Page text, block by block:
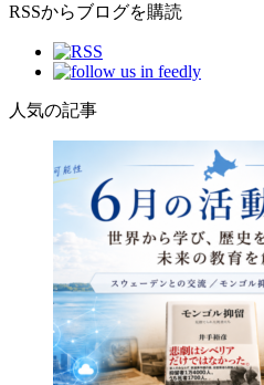
RSSからブログを購読
人気の記事